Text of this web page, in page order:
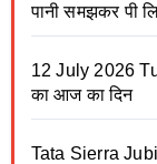
पानी समझकर पी
12 July 2026
का आज का दिन
Tata Sierra